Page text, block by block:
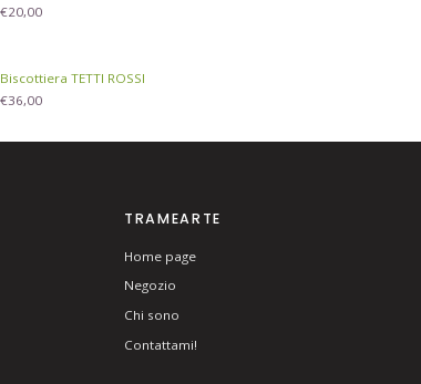
€20,00
Biscottiera TETTI ROSSI
€36,00
TRAMEARTE
Home page
Negozio
Chi sono
Contattami!